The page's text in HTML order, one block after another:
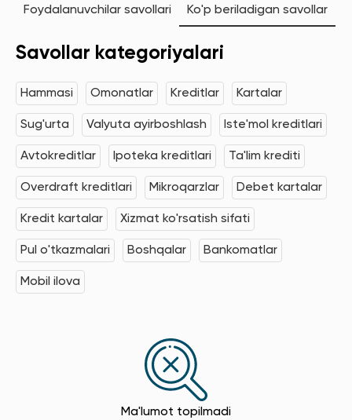
Foydalanuvchilar savollari Ko'p beriladigan savollar
Savollar kategoriyalari
Hammasi Omonatlar Kreditlar Kartalar
Sug'urta Valyuta ayirboshlash Iste'mol kreditlari
Avtokreditlar Ipoteka kreditlari Ta'lim krediti
Overdraft kreditlari Mikroqarzlar Debet kartalar
Kredit kartalar Xizmat ko'rsatish sifati
Pul o'tkazmalari Boshqalar Bankomatlar
Mobil ilova
Ma'lumot topilmadi